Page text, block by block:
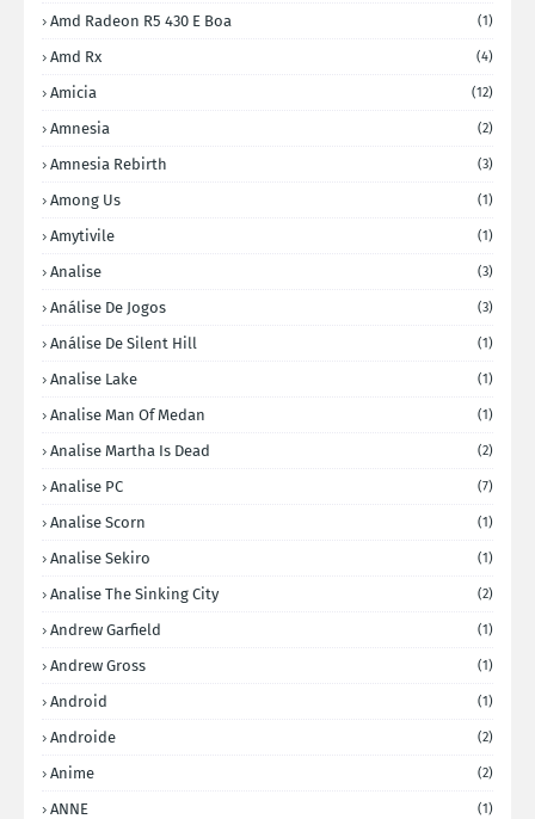
Amd Radeon R5 430 E Boa (1)
Amd Rx (4)
Amicia (12)
Amnesia (2)
Amnesia Rebirth (3)
Among Us (1)
Amytivile (1)
Analise (3)
Análise De Jogos (3)
Análise De Silent Hill (1)
Analise Lake (1)
Analise Man Of Medan (1)
Analise Martha Is Dead (2)
Analise PC (7)
Analise Scorn (1)
Analise Sekiro (1)
Analise The Sinking City (2)
Andrew Garfield (1)
Andrew Gross (1)
Android (1)
Androide (2)
Anime (2)
ANNE (1)